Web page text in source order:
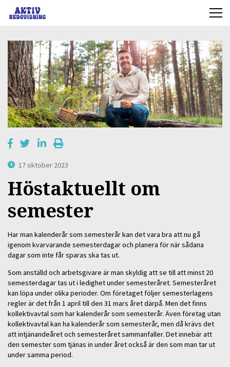
17 oktober 2023
Höstaktuellt om
semester
Har man kalenderår som semesterår kan det vara bra att nu gå
igenom kvarvarande semesterdagar och planera för när sådana
dagar som inte får sparas ska tas ut.
Som anställd och arbetsgivare är man skyldig att se till att minst 20
semesterdagar tas ut i ledighet under semesteråret. Semesteråret
kan löpa under olika perioder. Om företaget följer semesterlagens
regler är det från 1 april till den 31 mars året därpå. Men det finns
kollektivavtal som har kalenderår som semesterår. Även företag utan
kollektivavtal kan ha kalenderår som semesterår, men då krävs det
att intjänandeåret och semesteråret sammanfaller. Det innebär att
den semester som tjänas in under året också är den som man tar ut
under samma period.